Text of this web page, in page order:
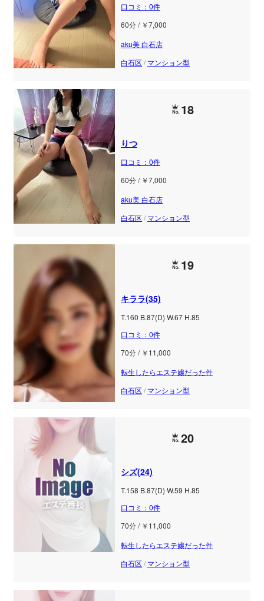
口コミ：0件
60分 / ￥7,000
aku美 白石店
白石区/マンション型
18
りつ
口コミ：0件
60分 / ￥7,000
aku美 白石店
白石区/マンション型
19
キララ(35)
T.160 B.87(D) W.67 H.85
口コミ：0件
70分 / ￥11,000
転生したらエステ嬢だった件
白石区/マンション型
20
シズ(24)
T.158 B.87(D) W.59 H.85
口コミ：0件
70分 / ￥11,000
転生したらエステ嬢だった件
白石区/マンション型